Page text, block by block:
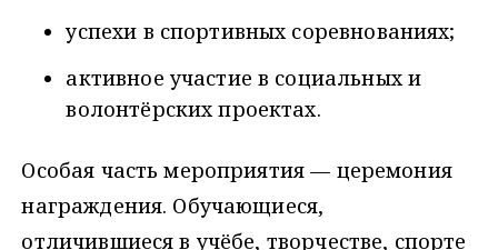
успехи в спортивных соревнованиях;
активное участие в социальных и
волонтёрских проектах.
Особая часть мероприятия — церемония
награждения. Обучающиеся,
отличившиеся в учёбе, творчестве, спорте